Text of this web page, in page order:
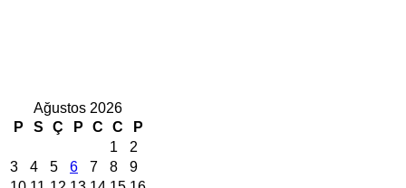
Ağustos 2026
P
S Ç P C C
P
1
2
3
4 5 6 7 8
9